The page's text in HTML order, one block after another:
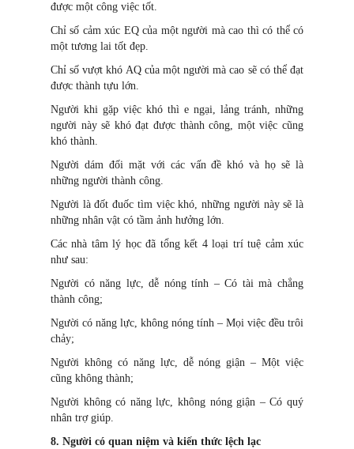
được một công việc tốt.
Chỉ số cảm xúc EQ của một người mà cao thì có thể có
một tương lai tốt đẹp.
Chỉ số vượt khó AQ của một người mà cao sẽ có thể đạt
được thành tựu lớn.
Người khi gặp việc khó thì e ngại, lảng tránh, những
người này sẽ khó đạt được thành công, một việc cũng
khó thành.
Người dám đối mặt với các vấn đề khó và họ sẽ là
những người thành công.
Người là đốt đuốc tìm việc khó, những người này sẽ là
những nhân vật có tầm ảnh hưởng lớn.
Các nhà tâm lý học đã tổng kết 4 loại trí tuệ cảm xúc
như sau:
Người có năng lực, dễ nóng tính – Có tài mà chẳng
thành công;
Người có năng lực, không nóng tính – Mọi việc đều trôi
chảy;
Người không có năng lực, dễ nóng giận – Một việc
cũng không thành;
Người không có năng lực, không nóng giận – Có quý
nhân trợ giúp.
8. Người có quan niệm và kiến thức lệch lạc